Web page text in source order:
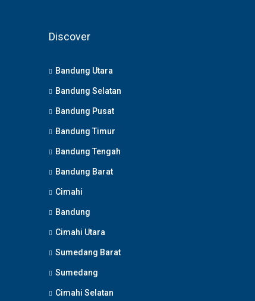
Discover
Bandung Utara
Bandung Selatan
Bandung Pusat
Bandung Timur
Bandung Tengah
Bandung Barat
Cimahi
Bandung
Cimahi Utara
Sumedang Barat
Sumedang
Cimahi Selatan